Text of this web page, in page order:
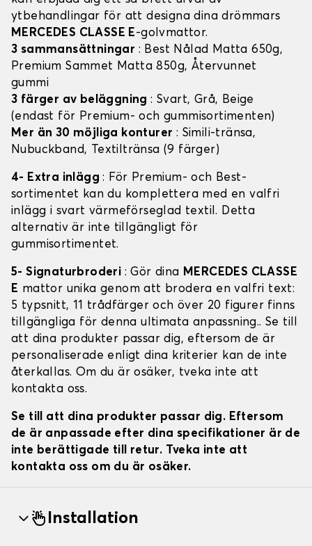
ytbehandlingar för att designa dina drömmars
MERCEDES CLASSE E-golvmattor.
3 sammansättningar : Best Nålad Matta 650g,
Premium Sammet Matta 850g, Återvunnet
gummi
3 färger av beläggning: Svart, Grå, Beige
(endast för Premium- och gummisortimenten)
Mer än 30 möjliga konturer : Simili-tränsa,
Nubuckband, Textiltränsa (9 färger)
4- Extra inlägg: För Premium- och Best-
sortimentet kan du komplettera med en valfri
inlägg i svart värmeförseglad textil. Detta
alternativ är inte tillgängligt för
gummisortimentet.
5- Signaturbroderi : Gör dina MERCEDES CLASSE
E mattor unika genom att brodera en valfri text:
5 typsnitt, 11 trådfärger och över 20 figurer finns
tillgängliga för denna ultimata anpassning.. Se till
att dina produkter passar dig, eftersom de är
personaliserade enligt dina kriterier kan de inte
återkallas. Om du är osäker, tveka inte att
kontakta oss.
Se till att dina produkter passar dig. Eftersom
de är anpassade efter dina specifikationer är de
inte berättigade till retur. Tveka inte att
kontakta oss om du är osäker.
Installation